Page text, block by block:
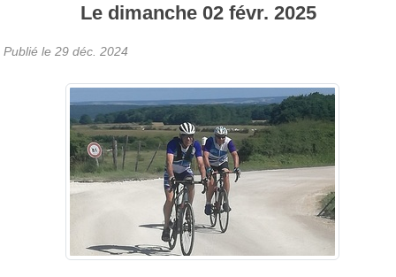
Le dimanche 02 févr. 2025
Publié le 29 déc. 2024